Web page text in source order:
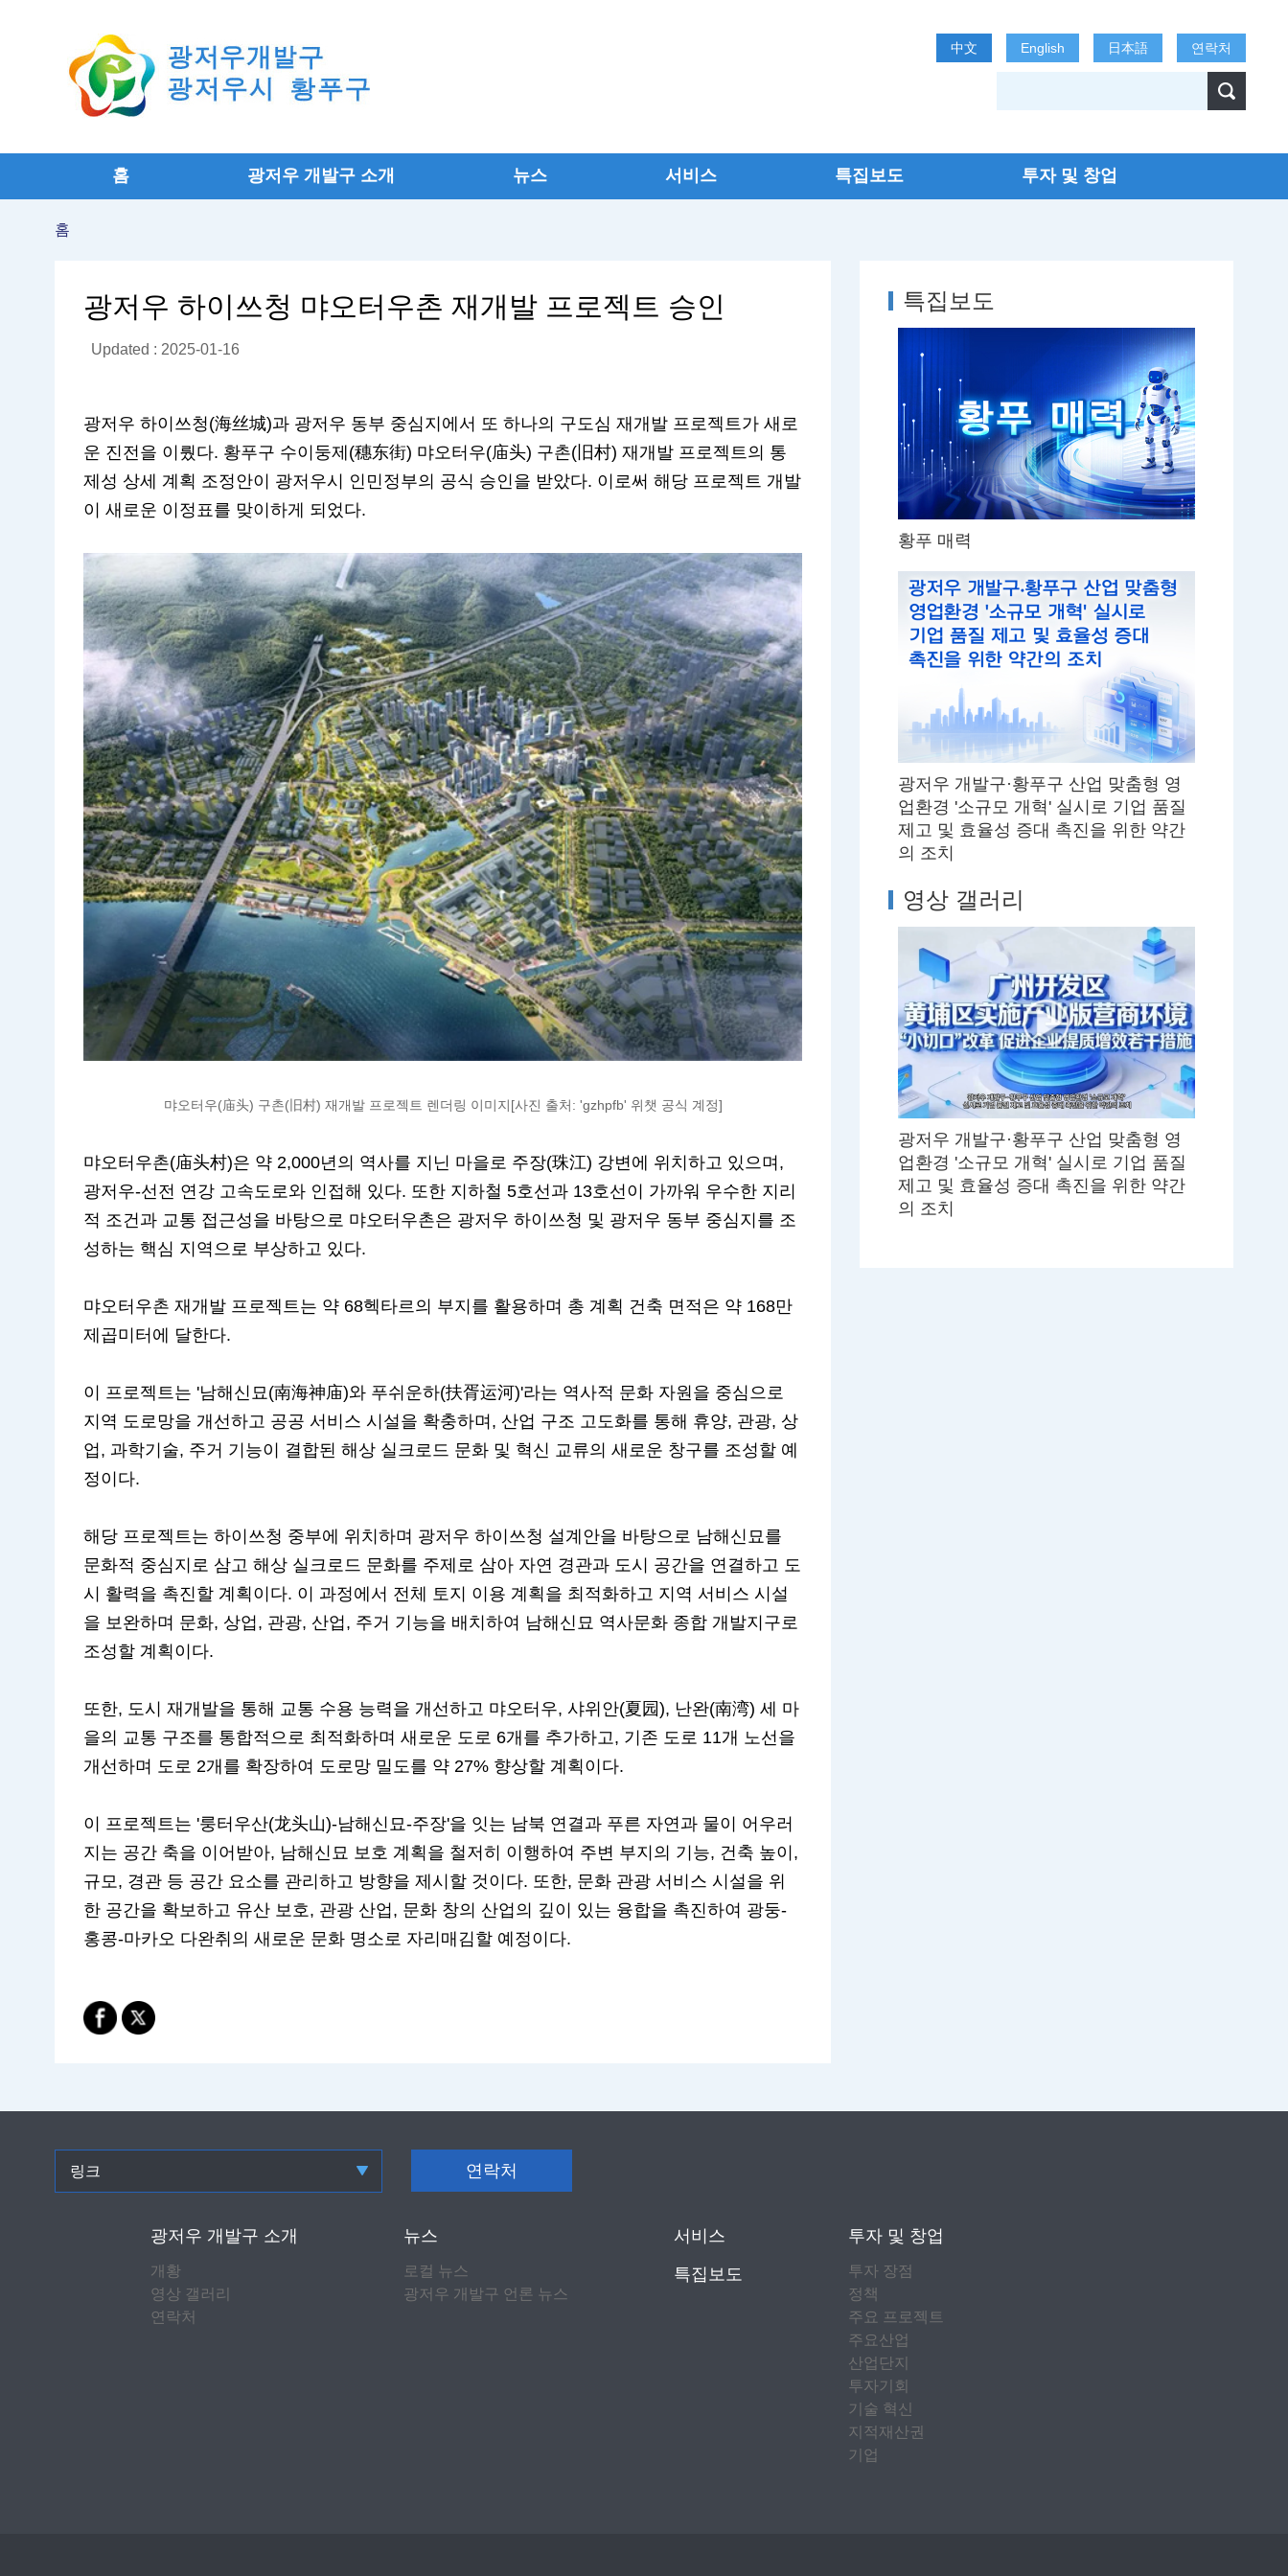
中文 English 日本語 연락처
홈 광저우 개발구 소개 뉴스 서비스 특집보도 투자 및 창업
홈
광저우 하이쓰청 먀오터우촌 재개발 프로젝트 승인
Updated : 2025-01-16
광저우 하이쓰청(海丝城)과 광저우 동부 중심지에서 또 하나의 구도심 재개발 프로젝트가 새로
운 진전을 이뤘다. 황푸구 수이둥제(穗东街) 먀오터우(庙头) 구촌(旧村) 재개발 프로젝트의 통
제성 상세 계획 조정안이 광저우시 인민정부의 공식 승인을 받았다. 이로써 해당 프로젝트 개발
이 새로운 이정표를 맞이하게 되었다.
먀오터우(庙头) 구촌(旧村) 재개발 프로젝트 렌더링 이미지[사진 출처: 'gzhpfb' 위챗 공식 계정]
먀오터우촌(庙头村)은 약 2,000년의 역사를 지닌 마을로 주장(珠江) 강변에 위치하고 있으며,
광저우-선전 연강 고속도로와 인접해 있다. 또한 지하철 5호선과 13호선이 가까워 우수한 지리
적 조건과 교통 접근성을 바탕으로 먀오터우촌은 광저우 하이쓰청 및 광저우 동부 중심지를 조
성하는 핵심 지역으로 부상하고 있다.
먀오터우촌 재개발 프로젝트는 약 68헥타르의 부지를 활용하며 총 계획 건축 면적은 약 168만
제곱미터에 달한다.
이 프로젝트는 '남해신묘(南海神庙)와 푸쉬운하(扶胥运河)'라는 역사적 문화 자원을 중심으로
지역 도로망을 개선하고 공공 서비스 시설을 확충하며, 산업 구조 고도화를 통해 휴양, 관광, 상
업, 과학기술, 주거 기능이 결합된 해상 실크로드 문화 및 혁신 교류의 새로운 창구를 조성할 예
정이다.
해당 프로젝트는 하이쓰청 중부에 위치하며 광저우 하이쓰청 설계안을 바탕으로 남해신묘를
문화적 중심지로 삼고 해상 실크로드 문화를 주제로 삼아 자연 경관과 도시 공간을 연결하고 도
시 활력을 촉진할 계획이다. 이 과정에서 전체 토지 이용 계획을 최적화하고 지역 서비스 시설
을 보완하며 문화, 상업, 관광, 산업, 주거 기능을 배치하여 남해신묘 역사문화 종합 개발지구로
조성할 계획이다.
또한, 도시 재개발을 통해 교통 수용 능력을 개선하고 먀오터우, 샤위안(夏园), 난완(南湾) 세 마
을의 교통 구조를 통합적으로 최적화하며 새로운 도로 6개를 추가하고, 기존 도로 11개 노선을
개선하며 도로 2개를 확장하여 도로망 밀도를 약 27% 향상할 계획이다.
이 프로젝트는 '룽터우산(龙头山)-남해신묘-주장'을 잇는 남북 연결과 푸른 자연과 물이 어우러
지는 공간 축을 이어받아, 남해신묘 보호 계획을 철저히 이행하여 주변 부지의 기능, 건축 높이,
규모, 경관 등 공간 요소를 관리하고 방향을 제시할 것이다. 또한, 문화 관광 서비스 시설을 위
한 공간을 확보하고 유산 보호, 관광 산업, 문화 창의 산업의 깊이 있는 융합을 촉진하여 광둥-
홍콩-마카오 다완취의 새로운 문화 명소로 자리매김할 예정이다.
특집보도
황푸 매력
광저우 개발구·황푸구 산업 맞춤형 영
업환경 '소규모 개혁' 실시로 기업 품질
제고 및 효율성 증대 촉진을 위한 약간
의 조치
영상 갤러리
광저우 개발구·황푸구 산업 맞춤형 영
업환경 '소규모 개혁' 실시로 기업 품질
제고 및 효율성 증대 촉진을 위한 약간
의 조치
링크 연락처
광저우 개발구 소개
개황
영상 갤러리
연락처
뉴스
로컬 뉴스
광저우 개발구 언론 뉴스
서비스
특집보도
투자 및 창업
투자 장점
정책
주요 프로젝트
주요산업
산업단지
투자기회
기술 혁신
지적재산권
기업